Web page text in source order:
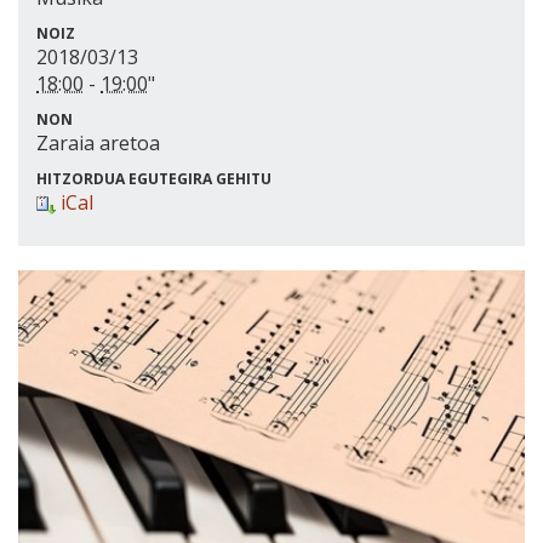
NOIZ
2018/03/13
18:00 - 19:00"
NON
Zaraia aretoa
HITZORDUA EGUTEGIRA GEHITU
iCal